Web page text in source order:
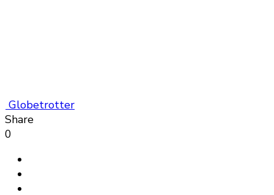
Globetrotter
Share
0